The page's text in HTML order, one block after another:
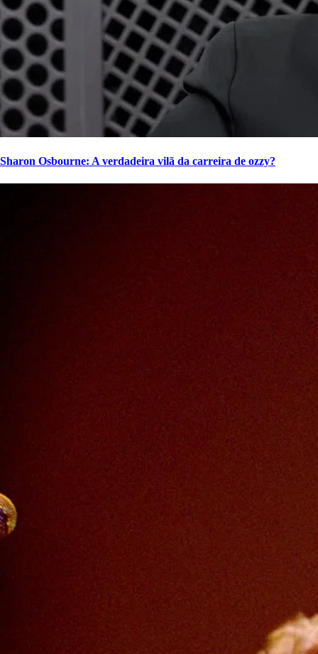
Sharon Osbourne: A verdadeira vilã da carreira de ozzy?